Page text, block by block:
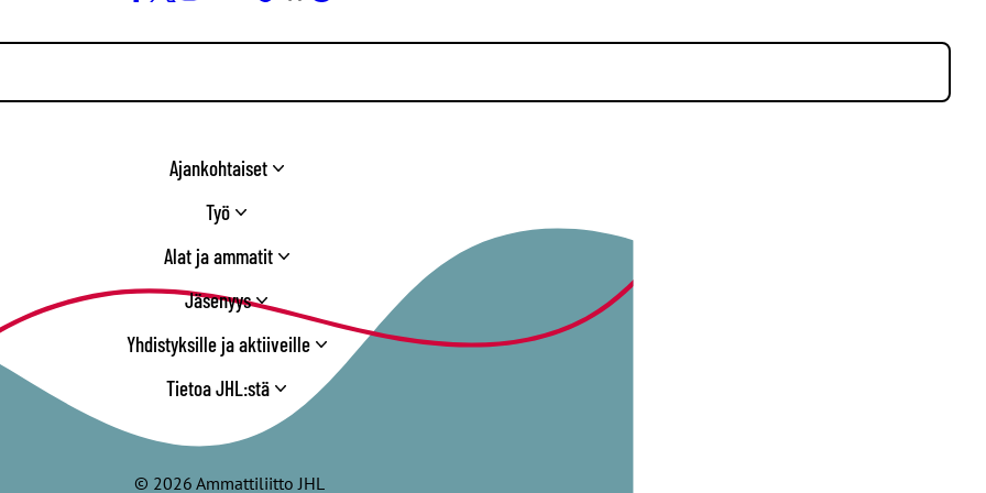
/
Ajankohtaiset
Työ
Alat ja ammatit
Jäsenyys
Yhdistyksille ja aktiiveille
Tietoa JHL:stä
© 2026 Ammattiliitto JHL